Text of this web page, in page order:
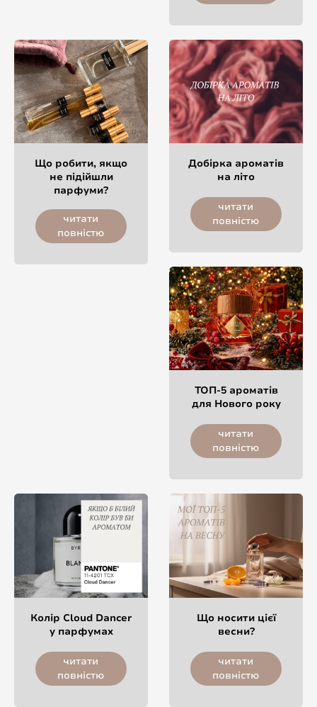
Що робити, якщо
не підійшли
парфуми?
читати
повністю
Добірка ароматів
на літо
читати
повністю
ТОП-5 ароматів
для Нового року
читати
повністю
Колір Cloud Dancer
у парфумах
читати
повністю
Що носити цієї
весни?
читати
повністю